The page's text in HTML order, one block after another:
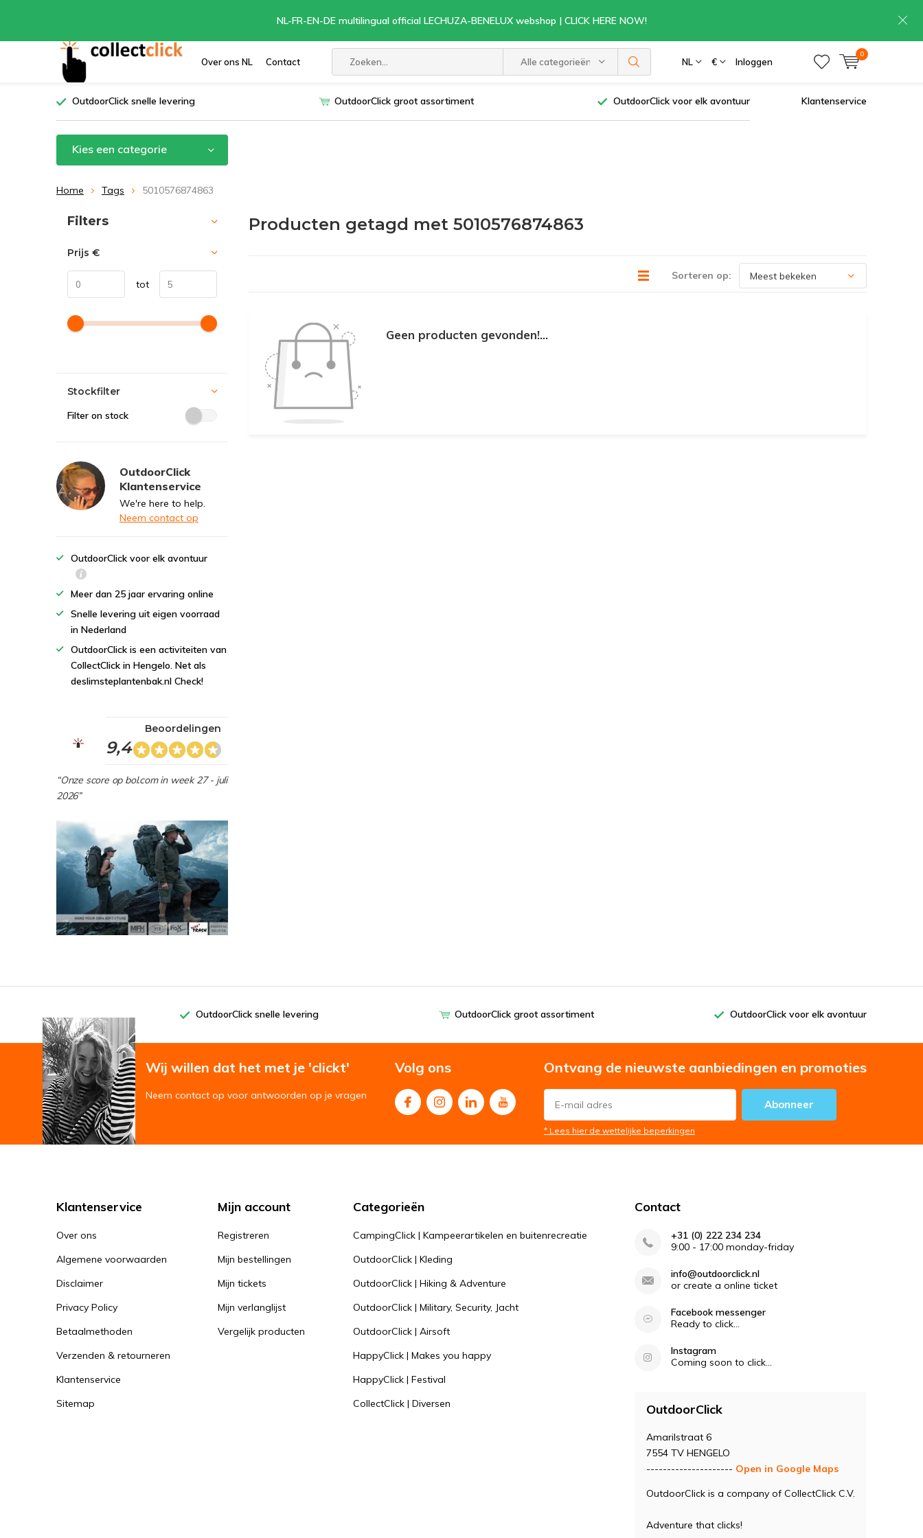
Over ons NL Contact Alle categorieën NL € Inloggen
0
NL-FR-EN-DE multilingual official LECHUZA-BENELUX webshop | CLICK HERE NOW!
OutdoorClick snelle levering OutdoorClick groot assortiment OutdoorClick voor elk avontuur Klantenservice
Kies een categorie
Home Tags 5010576874863
Producten getagd met 5010576874863
Sorteren op:
Geen producten gevonden!...
Sorteren op:
Filters
Prijs €
tot
Stockfilter
Filter on stock
OutdoorClick
Klantenservice
We're here to help.
Neem contact op
OutdoorClick voor elk avontuur
Meer dan 25 jaar ervaring online
Snelle levering uit eigen voorraad
in Nederland
OutdoorClick is een activiteiten van
CollectClick in Hengelo. Net als
deslimsteplantenbak.nl Check!
9,4
Beoordelingen
“Onze score op bol.com in week 27 - juli
2026”
OutdoorClick snelle levering OutdoorClick groot assortiment OutdoorClick voor elk avontuur
Wij willen dat het met je 'clickt'
Neem contact op voor antwoorden op je vragen
Volg ons Ontvang de nieuwste aanbiedingen en promoties
Abonneer
* Lees hier de wettelijke beperkingen
Klantenservice
Over ons
Algemene voorwaarden
Disclaimer
Privacy Policy
Betaalmethoden
Verzenden & retourneren
Klantenservice
Sitemap
Mijn account
Registreren
Mijn bestellingen
Mijn tickets
Mijn verlanglijst
Vergelijk producten
Categorieën
CampingClick | Kampeerartikelen en buitenrecreatie
OutdoorClick | Kleding
OutdoorClick | Hiking & Adventure
OutdoorClick | Military, Security, Jacht
OutdoorClick | Airsoft
HappyClick | Makes you happy
HappyClick | Festival
CollectClick | Diversen
Contact
+31 (0) 222 234 234
9:00 - 17:00 monday-friday
info@outdoorclick.nl
or create a online ticket
Facebook messenger
Ready to click...
Instagram
Coming soon to click...
OutdoorClick
Amarilstraat 6
7554 TV HENGELO
--------------------- Open in Google Maps
OutdoorClick is a company of CollectClick C.V.
Adventure that clicks!